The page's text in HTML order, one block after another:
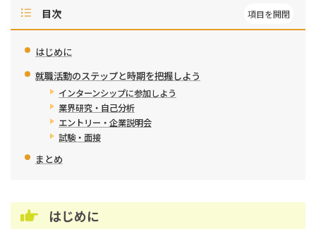
目次
はじめに
就職活動のステップと時期を把握しよう
インターンシップに参加しよう
業界研究・自己分析
エントリー・企業説明会
試験・面接
まとめ
はじめに